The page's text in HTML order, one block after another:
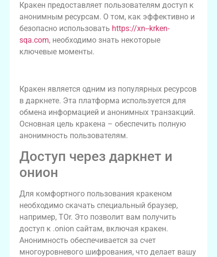
Кракен предоставляет пользователям доступ к
анонимным ресурсам. О том, как эффективно и
безопасно использовать https://xn--krken-
sqa.com, необходимо знать некоторые
ключевые моменты.
Кракен является одним из популярных ресурсов
в даркнете. Эта платформа используется для
обмена информацией и анонимных транзакций.
Основная цель кракена – обеспечить полную
анонимность пользователям.
Доступ через даркнет и
онион
Для комфортного пользования кракеном
необходимо скачать специальный браузер,
например, ТОr. Это позволит вам получить
доступ к .onion сайтам, включая кракен.
Анонимность обеспечивается за счет
многоуровневого шифрования, что делает вашу